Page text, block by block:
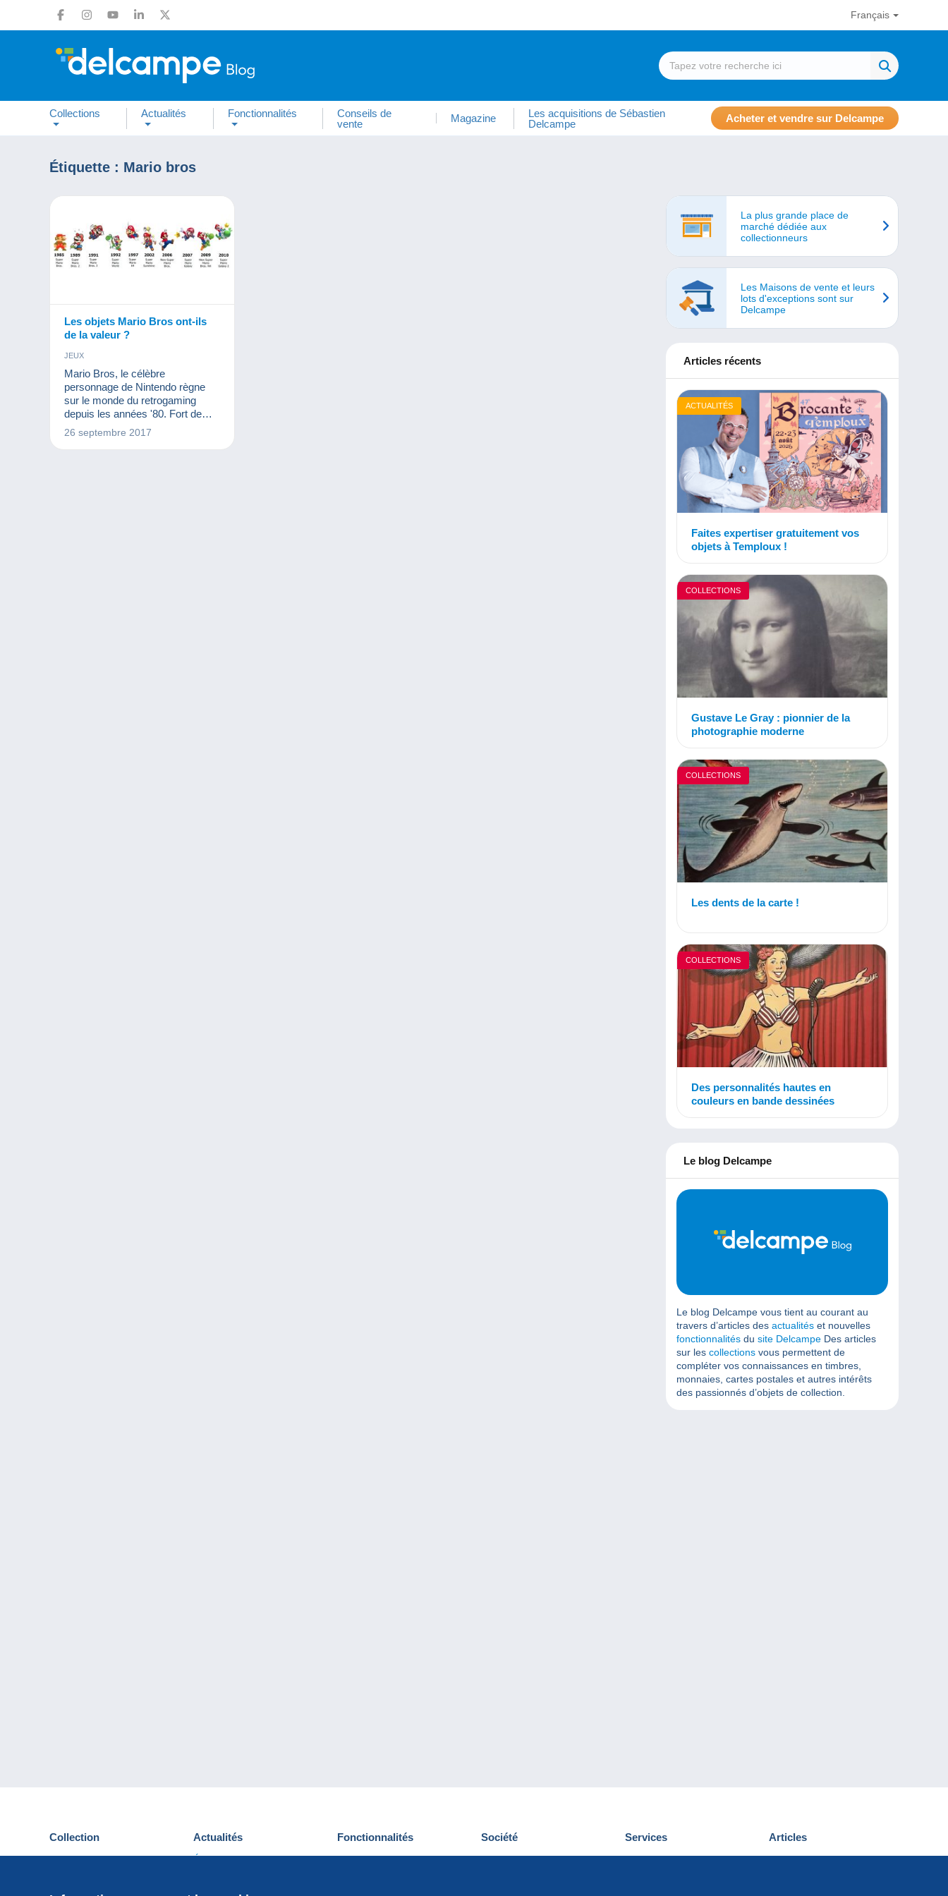
Français
Collections Actualités Fonctionnalités
Conseils de
vente
Magazine
Les acquisitions de Sébastien
Delcampe
Acheter et vendre sur Delcampe
Étiquette : Mario bros
Les objets Mario Bros ont-ils
de la valeur ?
JEUX
Mario Bros, le célèbre
personnage de Nintendo règne
sur le monde du retrogaming
depuis les années '80. Fort de
son succès dans les jeux vidéo,
Nintendo a lancé de nombreux
26 septembre 2017
La plus grande place de
marché dédiée aux
collectionneurs
Les Maisons de vente et leurs
lots d'exceptions sont sur
Delcampe
Articles récents
ACTUALITÉS
Faites expertiser gratuitement vos
objets à Temploux !
COLLECTIONS
Gustave Le Gray : pionnier de la
photographie moderne
COLLECTIONS
Les dents de la carte !
COLLECTIONS
Des personnalités hautes en
couleurs en bande dessinées
Le blog Delcampe
Le blog Delcampe vous tient au courant au
travers d’articles des actualités et nouvelles
fonctionnalités du site Delcampe Des articles
sur les collections vous permettent de
compléter vos connaissances en timbres,
monnaies, cartes postales et autres intérêts
des passionnés d’objets de collection.
Collection
Cartes postales
Actualités
Événements Delcampe
Fonctionnalités
Nouveautés
Société
Qui sommes-nous
Services
Découvrir Delcampe
Articles